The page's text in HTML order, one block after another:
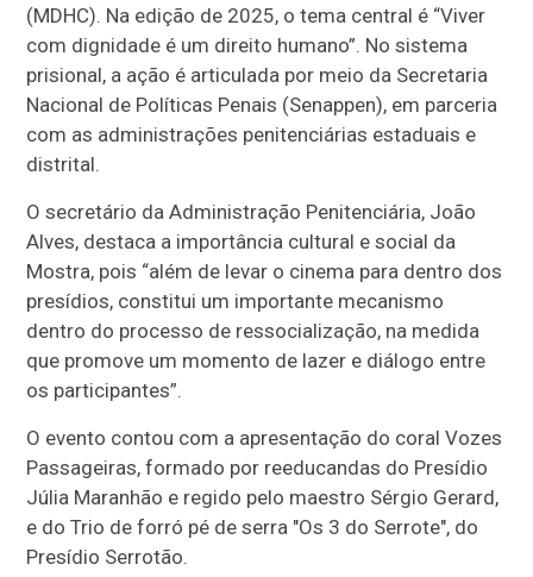
(MDHC). Na edição de 2025, o tema central é “Viver
com dignidade é um direito humano”. No sistema
prisional, a ação é articulada por meio da Secretaria
Nacional de Políticas Penais (Senappen), em parceria
com as administrações penitenciárias estaduais e
distrital.
O secretário da Administração Penitenciária, João
Alves, destaca a importância cultural e social da
Mostra, pois “além de levar o cinema para dentro dos
presídios, constitui um importante mecanismo
dentro do processo de ressocialização, na medida
que promove um momento de lazer e diálogo entre
os participantes”.
O evento contou com a apresentação do coral Vozes
Passageiras, formado por reeducandas do Presídio
Júlia Maranhão e regido pelo maestro Sérgio Gerard,
e do Trio de forró pé de serra "Os 3 do Serrote", do
Presídio Serrotão.